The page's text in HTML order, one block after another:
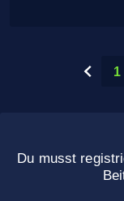
1
Du musst